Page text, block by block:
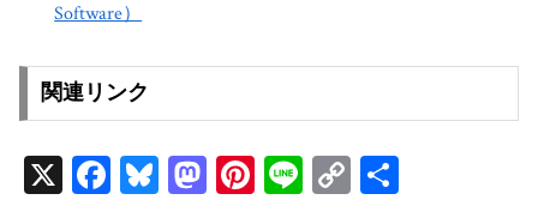
Software）
関連リンク
X Fa Bl M Pi Li C